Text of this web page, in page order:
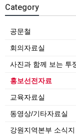
Category
공문철
회의자료실
사진과 함께 보는 투
홍보선전자료
교육자료실
동영상/기타자료실
강원지역본부 소식지